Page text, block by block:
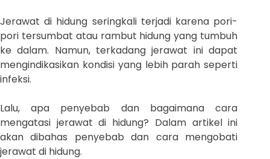
Jerawat di hidung seringkali terjadi karena pori-
pori tersumbat atau rambut hidung yang tumbuh
ke dalam. Namun, terkadang jerawat ini dapat
mengindikasikan kondisi yang lebih parah seperti
infeksi.
Lalu, apa penyebab dan bagaimana cara
mengatasi jerawat di hidung? Dalam artikel ini
akan dibahas penyebab dan cara mengobati
jerawat di hidung.